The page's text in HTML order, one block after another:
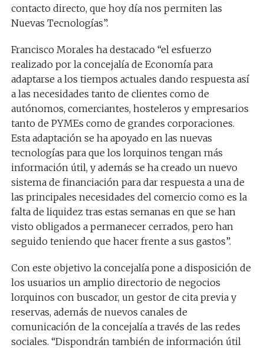
contacto directo, que hoy día nos permiten las
Nuevas Tecnologías”.
Francisco Morales ha destacado “el esfuerzo
realizado por la concejalía de Economía para
adaptarse a los tiempos actuales dando respuesta así
a las necesidades tanto de clientes como de
autónomos, comerciantes, hosteleros y empresarios
tanto de PYMEs como de grandes corporaciones.
Esta adaptación se ha apoyado en las nuevas
tecnologías para que los lorquinos tengan más
información útil, y además se ha creado un nuevo
sistema de financiación para dar respuesta a una de
las principales necesidades del comercio como es la
falta de liquidez tras estas semanas en que se han
visto obligados a permanecer cerrados, pero han
seguido teniendo que hacer frente a sus gastos”.
Con este objetivo la concejalía pone a disposición de
los usuarios un amplio directorio de negocios
lorquinos con buscador, un gestor de cita previa y
reservas, además de nuevos canales de
comunicación de la concejalía a través de las redes
sociales. “Dispondrán también de información útil